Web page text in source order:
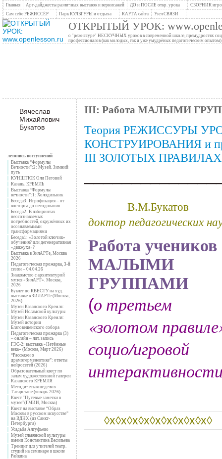
Главная Арт-дайджесты различных выставок и вернисажей ДО и ПОСЛЕ откр. урока
СБОРНИК
Сам себе РЕЖИССЁР
Парк КУЛЬТУРЫ и отдыха КАРТА сайта Узел СВЯЗИ
ОТКРЫТЫЙ УРОК:
о "режиссуре" НЕСКУЧНЫХ уроков в современной школе, премудростях
профессионалов (как молодых, так и уже умудрёных педагогическим опытом)
Вячеслав
Михайлович
Букатов
летопись поступлений
Выставка “Формулы
Вечности”:2: Музей. Зимний
путь
КУНШТЮК Оли Пеговой
Казань. КРЕМЛЬ
Выставка “Формулы
вечности”:1: Холодильник
Беседа3: Игрофикация – от
восторга до негодования
Беседа2: В лабиринтах
неосознаваемых
потребностей, окружённых их
осознаваемыми
трансформациями
Беседа1: «Золотой ключик»
обучения? или дегенеративная
«движуха»?
Выставка в ЗилАРТе, Москва
2026
Педагогическая прожарка, 3-й
сезон – 04.04.26
Знакомство с архитектурой
музея «ЗилАРТ». Москва,
2026
Буклет по КВЕСТУ на худ.
выставке в ЗИЛАРТе (Москва,
2026)
Музеи Казанского Кремля:
Музей Исламской культуры
Музеи Казанского Кремля:
Музей истории
Благовещенского собора
Педагогическая прожарка (3)
– онлайн – лит. запись
ГЭС-2: выставка «Нетёмные
века» (Москва, Март 2026)
“Расскажи о
драмогерменевтике”: ответы
нейросетей (2026)
Образовательный квест по
залам художественной галереи
Казанского КРЕМЛЯ
Методическая неделя в
Татарстане (январь 2026)
Квест “Путевые заметки в
музее”(ГМИИ, Москва)
Квест на выставке “Образ
Москвы в русском искусстве”
на ВДНХ (из Санкт-
Петербурга)
Усадьба Алтуфьево
Музей славянской культуры
имени Константина Васильева
Тренинг для учителей театр.
студий на семинаре в школе
Райкина
III: Работа МАЛЫМИ
Теория РЕЖИССУРЫ
КОНСТРУИРОВАНИЯ и
III ЗОЛОТЫХ ПРАВИЛАХ
В.М.Букатов
доктор педагогических
Работа учеников
МАЛЫМИ
ГРУППАМИ
(о третьем
«золотом
социо/игровой
◊x◊x◊x◊x◊x◊x◊x◊x◊x◊